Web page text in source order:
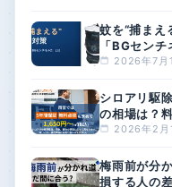
蚊を“捕まえ
「BGセン
2026年7月
シロアリ駆
の相場は？
由 2026年2月
梅雨前が分
損する人の